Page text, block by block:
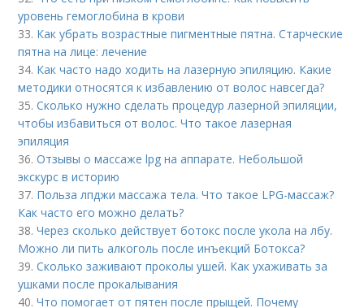
уровень гемоглобина в крови
33. Как убрать возрастные пигментные пятна. Старческие
пятна на лице: лечение
34. Как часто надо ходить на лазерную эпиляцию. Какие
методики относятся к избавлению от волос навсегда?
35.Сколько нужно сделать процедур лазерной эпиляции,
чтобы избавиться от волос. Что такое лазерная
эпиляция
36.Отзывы о массаже lpg на аппарате. Небольшой
экскурс в историю
37. Польза лпджи массажа тела. Что такое LPG-массаж?
Как часто его можно делать?
38.Через сколько действует ботокс после укола на лбу.
Можно ли пить алкоголь после инъекций Ботокса?
39.Сколько заживают проколы ушей. Как ухаживать за
ушками после прокалывания
40.Что помогает от пятен после прыщей. Почему